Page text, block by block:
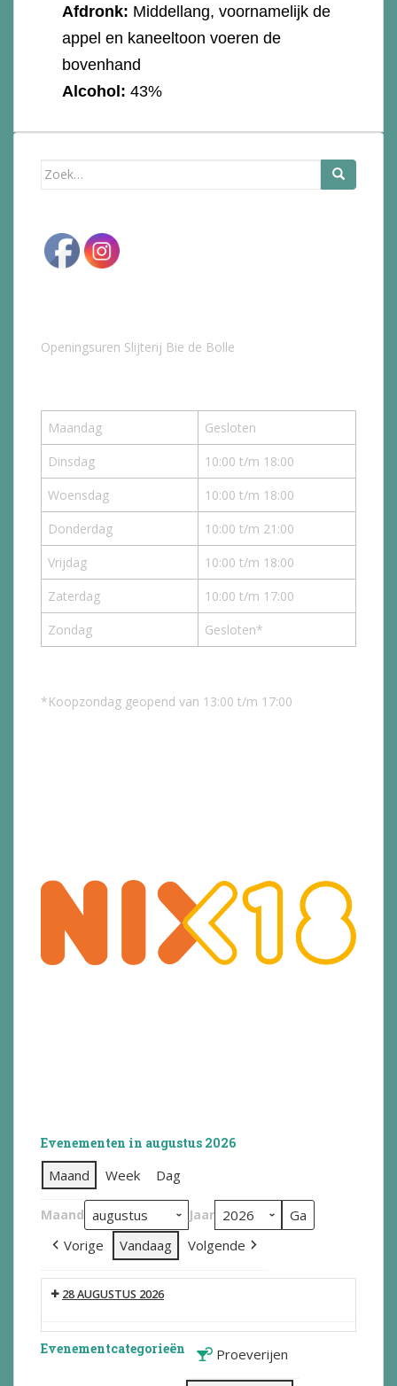
Afdronk: Middellang, voornamelijk de
appel en kaneeltoon voeren de
bovenhand
Alcohol: 43%
Zoek
Openingsuren Slijterij Bie de Bolle
Maandag
Gesloten
Dinsdag
10:00 t/m 18:00
Woensdag
10:00 t/m 18:00
Donderdag
10:00 t/m 21:00
Vrijdag
10:00 t/m 18:00
Zaterdag
10:00 t/m 17:00
Zondag
Gesloten*
*Koopzondag geopend van 13:00 t/m 17:00
Evenementen in augustus 2026
Maand Week Dag
Maand Jaar
Vorige Vandaag Volgende
28 AUGUSTUS 2026
Evenementcategorieën Proeverijen